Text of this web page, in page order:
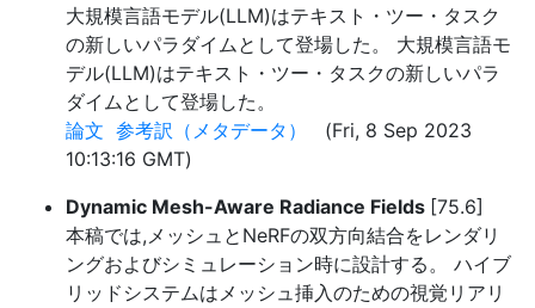
大規模言語モデル(LLM)はテキスト・ツー・タスク
の新しいパラダイムとして登場した。 大規模言語モ
デル(LLM)はテキスト・ツー・タスクの新しいパラ
ダイムとして登場した。
論文 参考訳（メタデータ）
(Fri, 8 Sep 2023
10:13:16 GMT)
Dynamic Mesh-Aware Radiance Fields [75.6]
本稿では,メッシュとNeRFの双方向結合をレンダリ
ングおよびシミュレーション時に設計する。 ハイブ
リッドシステムはメッシュ挿入のための視覚リアリ